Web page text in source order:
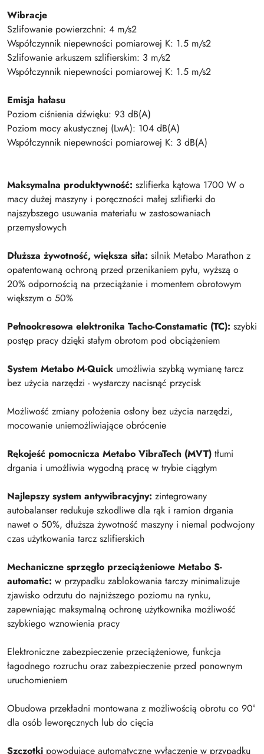
Wibracje
Szlifowanie powierzchni: 4 m/s2
Współczynnik niepewności pomiarowej K: 1.5 m/s2
Szlifowanie arkuszem szlifierskim: 3 m/s2
Współczynnik niepewności pomiarowej K: 1.5 m/s2
Emisja hałasu
Poziom ciśnienia dźwięku: 93 dB(A)
Poziom mocy akustycznej (LwA): 104 dB(A)
Współczynnik niepewności pomiarowej K: 3 dB(A)
Maksymalna produktywność: szlifierka kątowa 1700 W o
macy dużej maszyny i poręczności małej szlifierki do
najszybszego usuwania materiału w zastosowaniach
przemysłowych
Dłuższa żywotność, większa siła: silnik Metabo Marathon z
opatentowaną ochroną przed przenikaniem pyłu, wyższą o
20% odpornością na przeciążanie i momentem obrotowym
większym o 50%
Pełnookresowa elektronika Tacho-Constamatic (TC): szybki
postęp pracy dzięki stałym obrotom pod obciążeniem
System Metabo M-Quick umożliwia szybką wymianę tarcz
bez użycia narzędzi - wystarczy nacisnąć przycisk
Możliwość zmiany położenia osłony bez użycia narzędzi,
mocowanie uniemożliwiające obrócenie
Rękojeść pomocnicza Metabo VibraTech (MVT) tłumi
drgania i umożliwia wygodną pracę w trybie ciągłym
Najlepszy system antywibracyjny: zintegrowany
autobalanser redukuje szkodliwe dla rąk i ramion drgania
nawet o 50%, dłuższa żywotność maszyny i niemal podwojony
czas użytkowania tarcz szlifierskich
Mechaniczne sprzęgło przeciążeniowe Metabo S-
automatic: w przypadku zablokowania tarczy minimalizuje
zjawisko odrzutu do najniższego poziomu na rynku,
zapewniając maksymalną ochronę użytkownika możliwość
szybkiego wznowienia pracy
Elektroniczne zabezpieczenie przeciążeniowe, funkcja
łagodnego rozruchu oraz zabezpieczenie przed ponownym
uruchomieniem
Obudowa przekładni montowana z możliwością obrotu co 90°
dla osób leworęcznych lub do cięcia
Szczotki powodujące automatyczne wyłączenie w przypadku